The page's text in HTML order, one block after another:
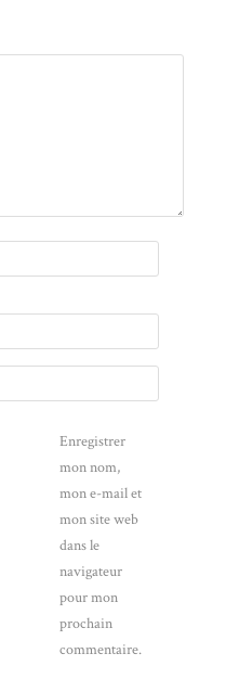
Enregistrer
mon nom,
mon e-mail et
mon site web
dans le
navigateur
pour mon
prochain
commentaire.